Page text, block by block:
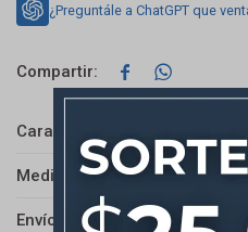
¿Preguntále a ChatGPT que
 
Características
Medios de pago
Envíos